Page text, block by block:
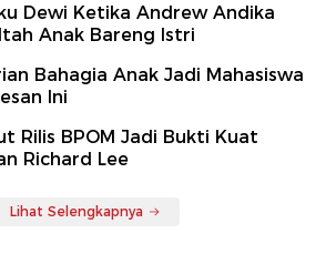
Dewi Ketika Andrew Andika
Anak Bareng Istri
Bahagia Anak Jadi Mahasiswa
Ini
Rilis BPOM Jadi Bukti Kuat
Richard Lee
Lihat Selengkapnya